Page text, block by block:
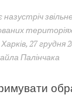
27 грудня
Палінчака